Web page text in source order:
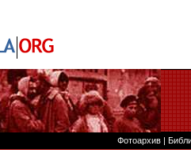
Фотоархив |